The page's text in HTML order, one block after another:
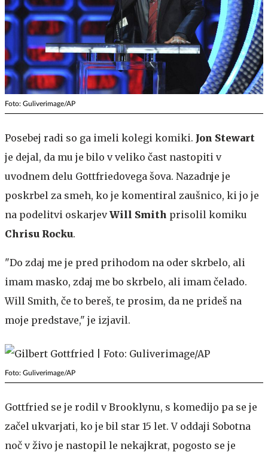
Foto: Guliverimage/AP
Posebej radi so ga imeli kolegi komiki. Jon Stewart
je dejal, da mu je bilo v veliko čast nastopiti v
uvodnem delu Gottfriedovega šova. Nazadnje je
poskrbel za smeh, ko je komentiral zaušnico, ki jo je
na podelitvi oskarjevWill Smith prisolil komiku
Chrisu Rocku.
"Do zdaj me je pred prihodom na oder skrbelo, ali
imam masko, zdaj me bo skrbelo, ali imam čelado.
Will Smith, če to bereš, te prosim, da ne prideš na
moje predstave," je izjavil.
Foto: Guliverimage/AP
Gottfried se je rodil v Brooklynu, s komedijo pa se je
začel ukvarjati, ko je bil star 15 let. V oddaji Sobotna
noč v živo je nastopil le nekajkrat, pogosto se je